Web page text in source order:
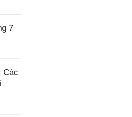
7
Các